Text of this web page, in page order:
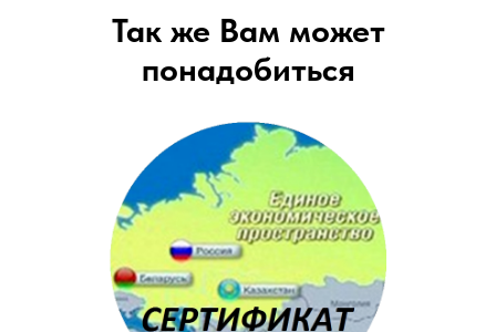
Так же Вам может
понадобиться